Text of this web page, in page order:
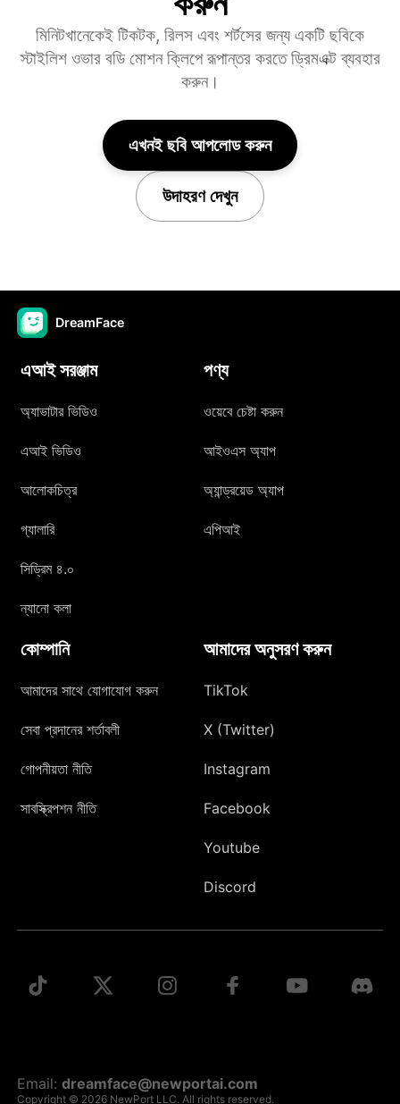
মিনিটখানেকেই টিকটক, রিলস এবং শর্টসের জন্য একটি ছবিকে
স্টাইলিশ ওভার বডি মোশন ক্লিপে রূপান্তর করতে ড্রিমএক্ট ব্যবহার
করুন।
এখনই ছবি আপলোড করুন
উদাহরণ দেখুন
DreamFace
এআই সরঞ্জাম
অ্যাভাটার ভিডিও
এআই ভিডিও
আলোকচিত্র
গ্যালারি
সিড্রিম ৪.০
ন্যানো কলা
পণ্য
ওয়েবে চেষ্টা করুন
আইওএস অ্যাপ
অ্যান্ড্রয়েড অ্যাপ
এপিআই
কোম্পানি
আমাদের সাথে যোগাযোগ করুন
সেবা প্রদানের শর্তাবলী
গোপনীয়তা নীতি
সাবস্ক্রিপশন নীতি
আমাদের অনুসরণ করুন
TikTok
X (Twitter)
Instagram
Facebook
Youtube
Discord